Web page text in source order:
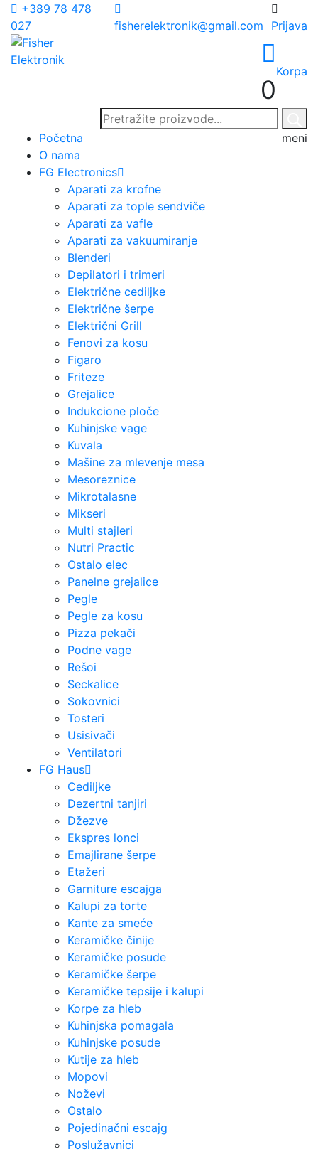
+389 78 478
027
fisherelektronik@gmail.com Prijava
0
Korpa
Početna
O nama
FG Electronics
Aparati za krofne
Aparati za tople sendviče
Aparati za vafle
Aparati za vakuumiranje
Blenderi
Depilatori i trimeri
Električne cediljke
Električne šerpe
Električni Grill
Fenovi za kosu
Figaro
Friteze
Grejalice
Indukcione ploče
Kuhinjske vage
Kuvala
Mašine za mlevenje mesa
Mesoreznice
Mikrotalasne
Mikseri
Multi stajleri
Nutri Practic
Ostalo elec
Panelne grejalice
Pegle
Pegle za kosu
Pizza pekači
Podne vage
Rešoi
Seckalice
Sokovnici
Tosteri
Usisivači
Ventilatori
FG Haus
Cediljke
Dezertni tanjiri
Džezve
Ekspres lonci
Emajlirane šerpe
Etažeri
Garniture escajga
Kalupi za torte
Kante za smeće
Keramičke činije
Keramičke posude
Keramičke šerpe
Keramičke tepsije i kalupi
Korpe za hleb
Kuhinjska pomagala
Kuhinjske posude
Kutije za hleb
Mopovi
Noževi
Ostalo
Pojedinačni escajg
Poslužavnici
meni